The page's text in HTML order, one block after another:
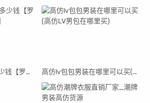
罗杰杜彼手表一般多少钱【罗杰杜彼男士手表高仿】 高仿lv包包男装在哪里可以买(高仿LV男包在哪里买)